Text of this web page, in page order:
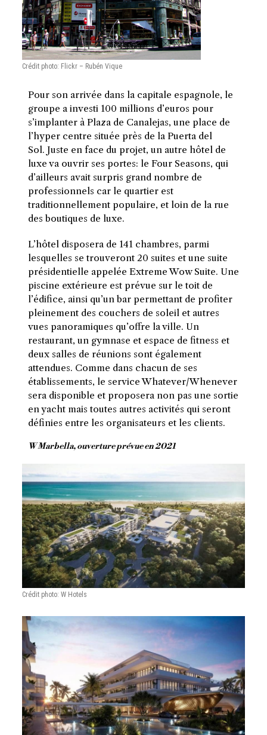
Crédit photo: Flickr – Rubén Vique
Pour son arrivée dans la capitale espagnole, le
groupe a investi 100 millions d’euros pour
s’implanter à Plaza de Canalejas, une place de
l’hyper centre située près de la Puerta del
Sol. Juste en face du projet, un autre hôtel de
luxe va ouvrir ses portes: le Four Seasons, qui
d’ailleurs avait surpris grand nombre de
professionnels car le quartier est
traditionnellement populaire, et loin de la rue
des boutiques de luxe.
L’hôtel disposera de 141 chambres, parmi
lesquelles se trouveront 20 suites et une suite
présidentielle appelée Extreme Wow Suite. Une
piscine extérieure est prévue sur le toit de
l’édifice, ainsi qu’un bar permettant de profiter
pleinement des couchers de soleil et autres
vues panoramiques qu’offre la ville. Un
restaurant, un gymnase et espace de fitness et
deux salles de réunions sont également
attendues. Comme dans chacun de ses
établissements, le service Whatever/Whenever
sera disponible et proposera non pas une sortie
en yacht mais toutes autres activités qui seront
définies entre les organisateurs et les clients.
W Marbella, ouverture prévue en 2021
Crédit photo: W Hotels